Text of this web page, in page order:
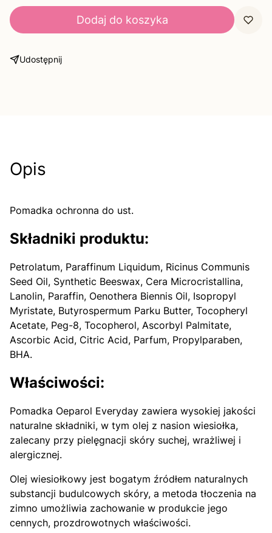
Dodaj do koszyka
Udostępnij
Opis
Pomadka ochronna do ust.
Składniki produktu:
Petrolatum, Paraffinum Liquidum, Ricinus Communis
Seed Oil, Synthetic Beeswax, Cera Microcristallina,
Lanolin, Paraffin, Oenothera Biennis Oil, Isopropyl
Myristate, Butyrospermum Parku Butter, Tocopheryl
Acetate, Peg-8, Tocopherol, Ascorbyl Palmitate,
Ascorbic Acid, Citric Acid, Parfum, Propylparaben,
BHA.
Właściwości:
Pomadka Oeparol Everyday zawiera wysokiej jakości
naturalne składniki, w tym olej z nasion wiesiołka,
zalecany przy pielęgnacji skóry suchej, wrażliwej i
alergicznej.
Olej wiesiołkowy jest bogatym źródłem naturalnych
substancji budulcowych skóry, a metoda tłoczenia na
zimno umożliwia zachowanie w produkcie jego
cennych, prozdrowotnych właściwości.